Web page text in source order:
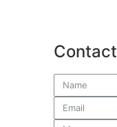
Contact